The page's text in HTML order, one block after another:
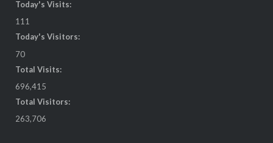
Today's Visits:
111
Today's Visitors:
70
Total Visits:
696,415
Total Visitors:
263,706